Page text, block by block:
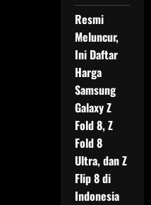
Resmi
Meluncur,
Ini Daftar
Harga
Samsung
Galaxy Z
Fold 8, Z
Fold 8
Ultra, dan Z
Flip 8 di
Indonesia